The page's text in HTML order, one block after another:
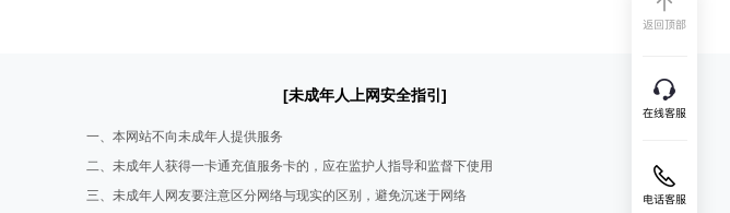
[未成年人上网安全指引]
一、本网站不向未成年人提供服务
二、未成年人获得一卡通充值服务卡的，应在监护人指导和监督下使用
三、未成年人网友要注意区分网络与现实的区别，避免沉迷于网络